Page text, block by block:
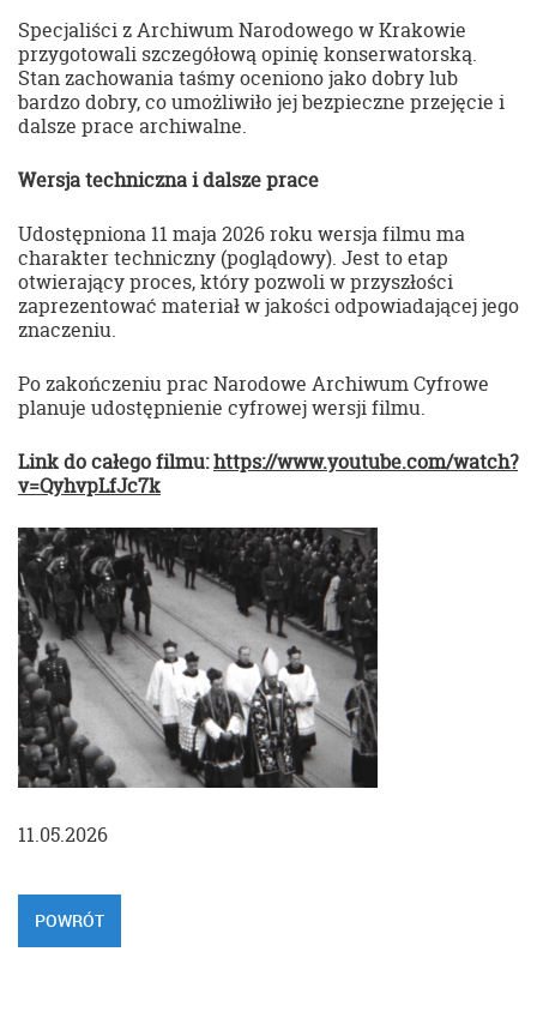
Specjaliści z Archiwum Narodowego w Krakowie
przygotowali szczegółową opinię konserwatorską.
Stan zachowania taśmy oceniono jako dobry lub
bardzo dobry, co umożliwiło jej bezpieczne przejęcie i
dalsze prace archiwalne.
Wersja techniczna i dalsze prace
Udostępniona 11 maja 2026 roku wersja filmu ma
charakter techniczny (poglądowy). Jest to etap
otwierający proces, który pozwoli w przyszłości
zaprezentować materiał w jakości odpowiadającej jego
znaczeniu.
Po zakończeniu prac Narodowe Archiwum Cyfrowe
planuje udostępnienie cyfrowej wersji filmu.
Link do całego filmu:https://www.youtube.com/watch?
v=QyhvpLfJc7k
11.05.2026
POWRÓT